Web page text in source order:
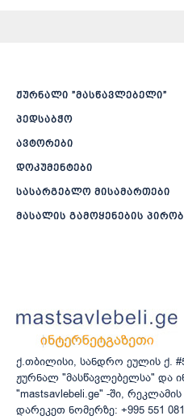
ჟურნალი ”მასწავლებელი”
პედსაბჭო
ავტორები
დოკუმენტები
სასარგებლო მისამართები
მასალის გამოყენების
ქ.თბილისი, სანდრო ეულის ქ.
ჟურნალ "მასწავლებელსა" და
"mastsavlebeli.ge" -ში,
დარეკეთ ნომერზე: +995 551